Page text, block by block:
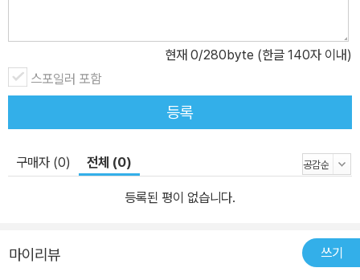
민과 중산층을 위한 정당’이나 ‘중도개혁정당’의 구호는 모호하거나
여전히 냉전 이념의 궤도에 갇혀 있을 뿐이다. 모든 이를 위한 민주주
의, 모든 이를 위한 정당이야말로 생활정당의 새로운 정체성이다. 나
아가 생활정당은 분권정당, 합의정당, 참여정당으로의 변화를 통해
소통의 위기를 넘어설 뿐만 아니라, 시민기반, 노동기반, 생태기반을
확장하여 대중기반의 위기를 해소해야 한다. 시민의 자발적 정치활동
을 통해 새로운 정당정치는 정치와 시민의 생활을 긴밀하게 결합시켜
정당이 삶의 문제를 해결하고 생활을 책임지는 ‘생활정당의 시대’를
모든 이를 위한 정치다. 이 시대에 서로 다른 삶을 가르는 계급과 계
층, 지역 등은 더 이상 유용한 불평등의 잣대가 될 수 없다. 고도로 유
현재 0/280byte (한글 140자 이내)
스포일러 포함
등록
구매자 (0) 전체 (0)
등록된 평이 없습니다.
마이리뷰 쓰기